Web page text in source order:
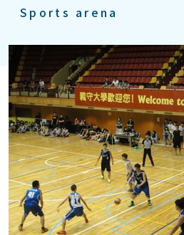
Sports arena